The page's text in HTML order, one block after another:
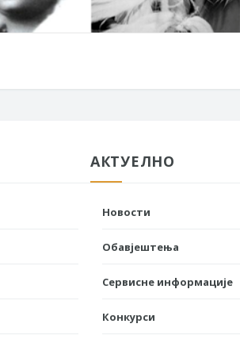
АКТУЕЛНО
Новости
Обавјештења
Сервисне информације
Конкурси